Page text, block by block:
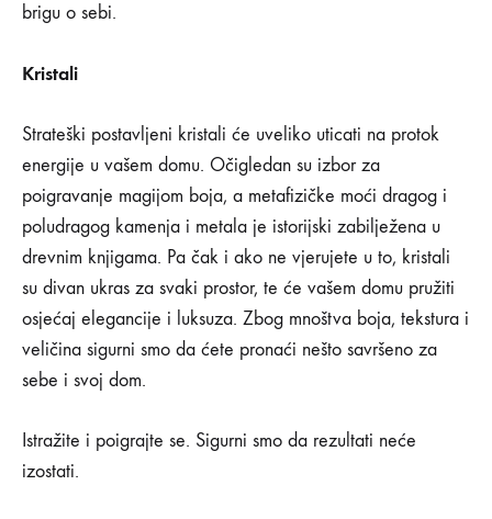
brigu o sebi.
Kristali
Strateški postavljeni kristali će uveliko uticati na protok
energije u vašem domu. Očigledan su izbor za
poigravanje magijom boja, a metafizičke moći dragog i
poludragog kamenja i metala je istorijski zabilježena u
drevnim knjigama. Pa čak i ako ne vjerujete u to, kristali
su divan ukras za svaki prostor, te će vašem domu pružiti
osjećaj elegancije i luksuza. Zbog mnoštva boja, tekstura i
veličina sigurni smo da ćete pronaći nešto savršeno za
sebe i svoj dom.
Istražite i poigrajte se. Sigurni smo da rezultati neće
izostati.